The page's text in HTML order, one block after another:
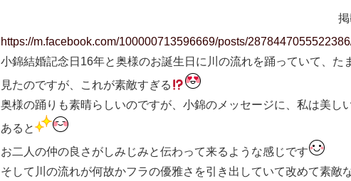
掲
https://m.facebook.com/100000713596669/posts/
小錦結婚記念日16年と奥様のお誕生日に川の流れを踊っていて、た
見たのですが、これが素敵すぎる
奥様の踊りも素晴らしいのですが、小錦のメッセージに、私は美し
あると
お二人の仲の良さがしみじみと伝わって来るような感じです
そして川の流れが何故かフラの優雅さを引き出していて改めて素敵